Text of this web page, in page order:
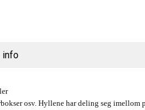
info
osv. Hyllene har deling seg imellom